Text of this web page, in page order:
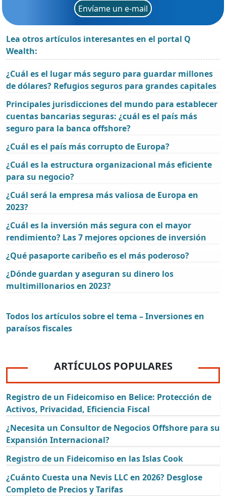
Envíame un e-mail
Lea otros artículos interesantes en el portal Q
Wealth:
¿Cuál es el lugar más seguro para guardar millones
de dólares? Refugios seguros para grandes capitales
Principales jurisdicciones del mundo para establecer
cuentas bancarias seguras: ¿cuál es el país más
seguro para la banca offshore?
¿Cuál es el país más corrupto de Europa?
¿Cuál es la estructura organizacional más eficiente
para su negocio?
¿Cuál será la empresa más valiosa de Europa en
2023?
¿Cuál es la inversión más segura con el mayor
rendimiento? Las 7 mejores opciones de inversión
¿Qué pasaporte caribeño es el más poderoso?
¿Dónde guardan y aseguran su dinero los
multimillonarios en 2023?
Todos los artículos sobre el tema – Inversiones en
paraísos fiscales
ARTÍCULOS POPULARES
Registro de un Fideicomiso en Belice: Protección de
Activos, Privacidad, Eficiencia Fiscal
¿Necesita un Consultor de Negocios Offshore para su
Expansión Internacional?
Registro de un Fideicomiso en las Islas Cook
¿Cuánto Cuesta una Nevis LLC en 2026? Desglose
Completo de Precios y Tarifas